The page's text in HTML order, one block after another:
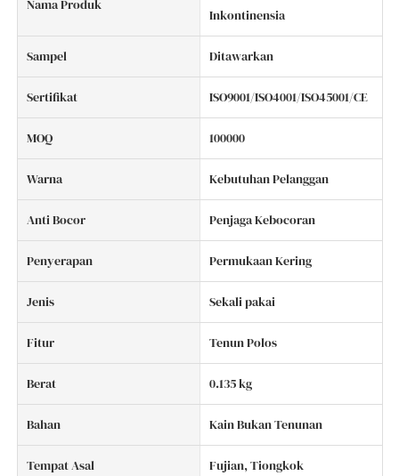
Nama Produk
Inkontinensia
Sampel Ditawarkan
Sertifikat ISO9001/ISO4001/ISO45001/CE
MOQ 100000
Warna Kebutuhan Pelanggan
Anti Bocor Penjaga Kebocoran
Penyerapan Permukaan Kering
Jenis Sekali pakai
Fitur Tenun Polos
Berat 0.135 kg
Bahan Kain Bukan Tenunan
Tempat Asal Fujian, Tiongkok